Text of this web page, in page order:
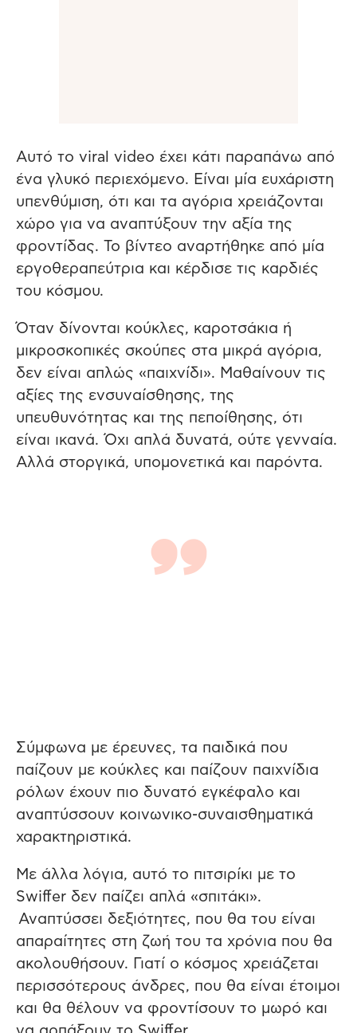
Αυτό το viral video έχει κάτι παραπάνω από
ένα γλυκό περιεχόμενο. Είναι μία ευχάριστη
υπενθύμιση, ότι και τα αγόρια χρειάζονται
χώρο για να αναπτύξουν την αξία της
φροντίδας. Το βίντεο αναρτήθηκε από μία
εργοθεραπεύτρια και κέρδισε τις καρδιές
του κόσμου.
Όταν δίνονται κούκλες, καροτσάκια ή
μικροσκοπικές σκούπες στα μικρά αγόρια,
δεν είναι απλώς «παιχνίδι». Μαθαίνουν τις
αξίες της ενσυναίσθησης, της
υπευθυνότητας και της πεποίθησης, ότι
είναι ικανά. Όχι απλά δυνατά, ούτε γενναία.
Αλλά στοργικά, υπομονετικά και παρόντα.
Σύμφωνα με έρευνες, τα παιδικά που
παίζουν με κούκλες και παίζουν παιχνίδια
ρόλων έχουν πιο δυνατό εγκέφαλο και
αναπτύσσουν κοινωνικο-συναισθηματικά
χαρακτηριστικά.
Με άλλα λόγια, αυτό το πιτσιρίκι με το
Swiffer δεν παίζει απλά «σπιτάκι».
Αναπτύσσει δεξιότητες, που θα του είναι
απαραίτητες στη ζωή του τα χρόνια που θα
ακολουθήσουν. Γιατί ο κόσμος χρειάζεται
περισσότερους άνδρες, που θα είναι έτοιμοι
και θα θέλουν να φροντίσουν το μωρό και